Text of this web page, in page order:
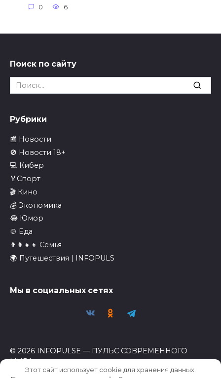
0 6
Поиск по сайту
Search
for:
Рубрики
📰 Новости
🚫 Новости 18+
💻 Кибер
🏅Спорт
🎬 Кино
💰 Экономика
😂 Юмор
🍲 Еда
👨‍👩‍👧‍👦 Семья
🌍 Путешествия | INFOPULS
Мы в социальных сетях
© 2026 INFOPULSE — ПУЛЬС СОВРЕМЕННОГО
МИРА
Этот сайт использует cookie для хранения данных.